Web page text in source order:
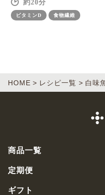
20
ビタミンD 食物繊維
HOME レシピ一覧 白味
商品一覧
定期便
ギフト